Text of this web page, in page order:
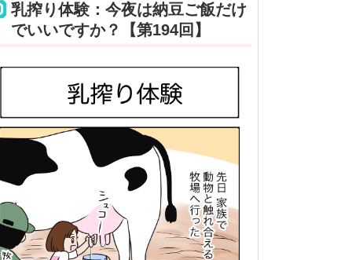
乳搾り体験：今夜は納豆ご飯だけ
でいいですか？【第194回】